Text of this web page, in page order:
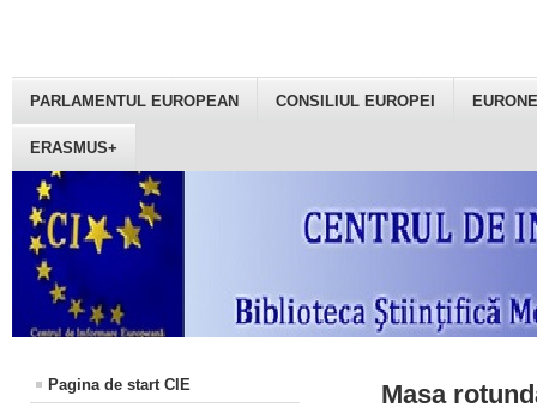
PARLAMENTUL EUROPEAN CONSILIUL EUROPEI
ERASMUS+
Pagina de start CIE
Masa